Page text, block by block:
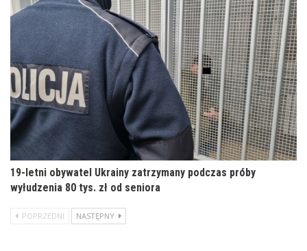
19-letni obywatel Ukrainy zatrzymany podczas próby
wyłudzenia 80 tys. zł od seniora
POPRZEDNI NASTĘPNY